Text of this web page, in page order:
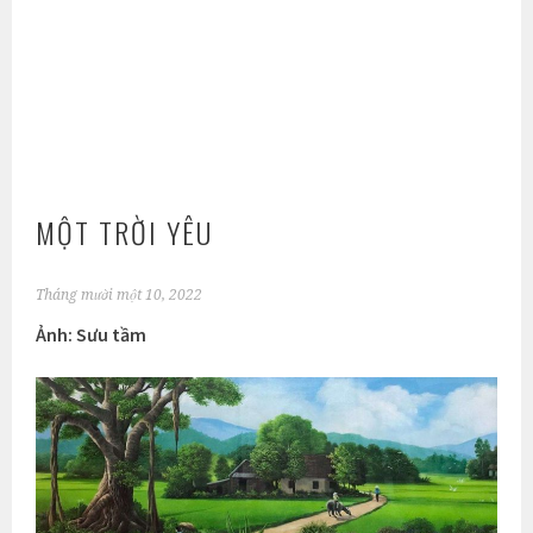
MỘT TRỜI YÊU
Tháng mười một 10, 2022
Ảnh: Sưu tầm